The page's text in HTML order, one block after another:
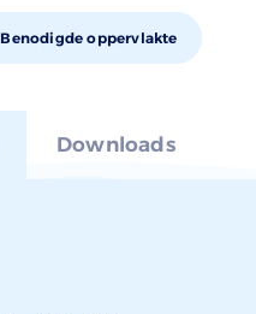
Benodigde oppervlakte
Downloads